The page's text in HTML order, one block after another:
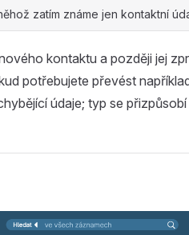
zatím známe jen kontaktní
kontaktu a později jej
potřebujete převést
údaje; typ se